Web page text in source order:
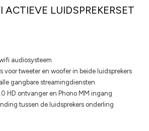
ACTIEVE LUIDSPREKERSET
audiosysteem
voor tweeter en woofer in beide luidsprekers
gangbare streamingdiensten
HD ontvanger en Phono MM ingang
tussen de luidsprekers onderling